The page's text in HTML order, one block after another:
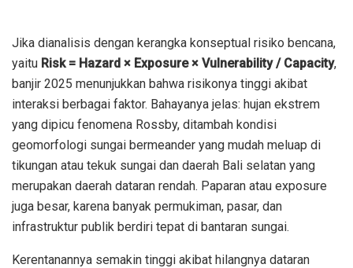
Jika dianalisis dengan kerangka konseptual risiko bencana,
yaitu Risk = Hazard × Exposure × Vulnerability / Capacity,
banjir 2025 menunjukkan bahwa risikonya tinggi akibat
interaksi berbagai faktor. Bahayanya jelas: hujan ekstrem
yang dipicu fenomena Rossby, ditambah kondisi
geomorfologi sungai bermeander yang mudah meluap di
tikungan atau tekuk sungai dan daerah Bali selatan yang
merupakan daerah dataran rendah. Paparan atau exposure
juga besar, karena banyak permukiman, pasar, dan
infrastruktur publik berdiri tepat di bantaran sungai.
Kerentanannya semakin tinggi akibat hilangnya dataran